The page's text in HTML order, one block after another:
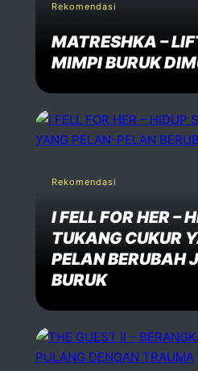
Rekomendasi
MATRESHKA –
MIMPI BURUK
Rekomendasi
I FELL FOR HER –
TUKANG CUKUR
PELAN BERUBAH
BURUK